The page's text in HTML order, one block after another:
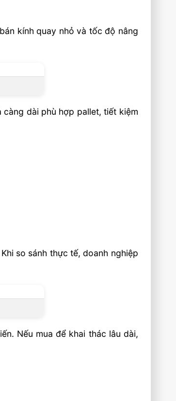
kính quay nhỏ và tốc độ nâng
dài phù hợp pallet, tiết kiệm
so sánh thực tế, doanh nghiệp
Nếu mua để khai thác lâu dài,